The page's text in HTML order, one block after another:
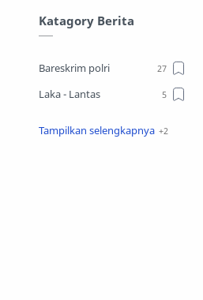
Katagory Berita
Bareskrim polri
Laka - Lantas